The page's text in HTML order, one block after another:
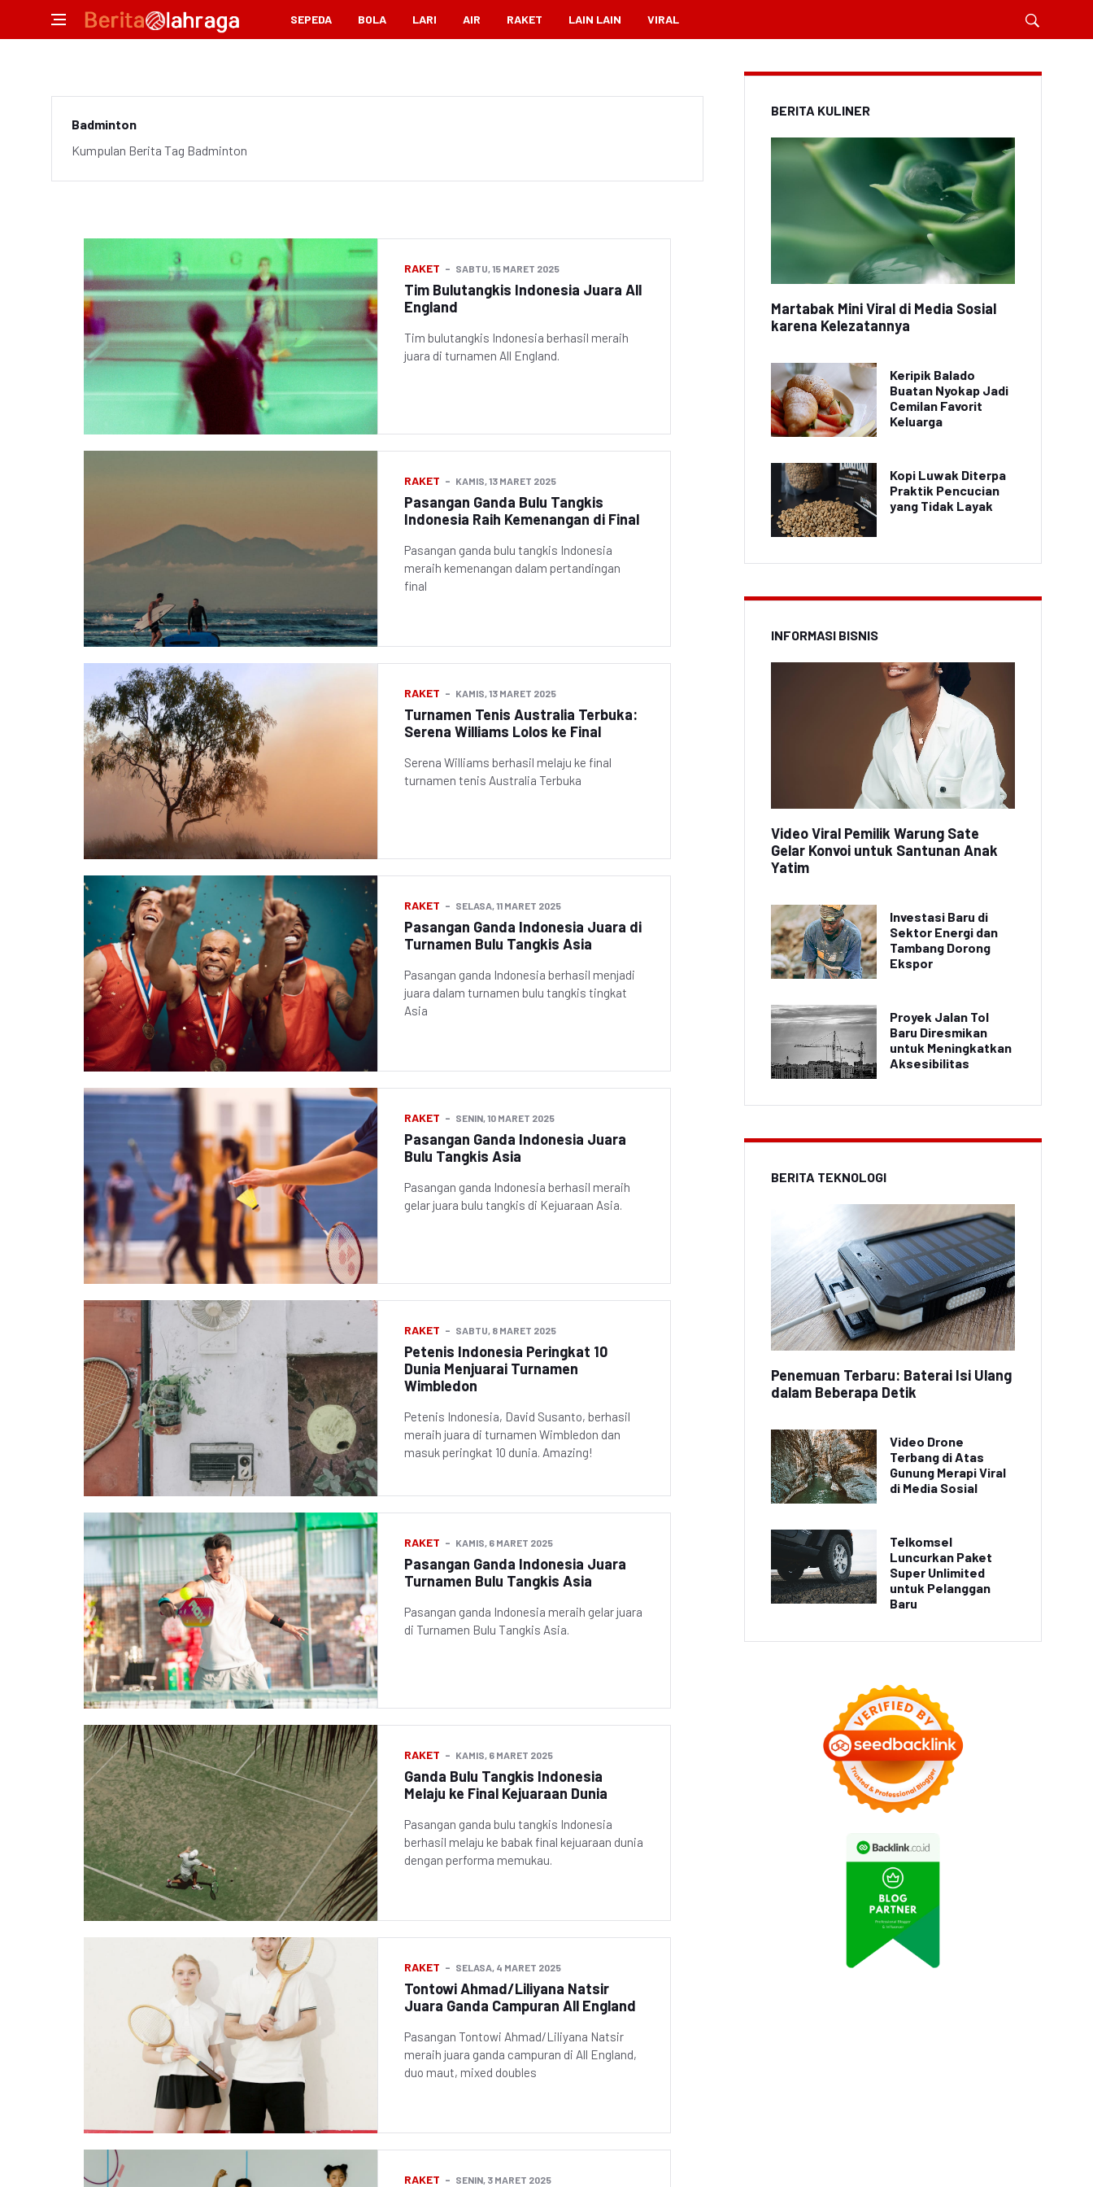
SEPEDA BOLA LARI AIR RAKET LAIN LAIN VIRAL
Badminton
Kumpulan Berita Tag Badminton
RAKET SABTU, 15 MARET 2025
Tim Bulutangkis Indonesia Juara All
England
Tim bulutangkis Indonesia berhasil meraih
juara di turnamen All England.
RAKET KAMIS, 13 MARET 2025
Pasangan Ganda Bulu Tangkis
Indonesia Raih Kemenangan di Final
Pasangan ganda bulu tangkis Indonesia
meraih kemenangan dalam pertandingan
final
RAKET KAMIS, 13 MARET 2025
Turnamen Tenis Australia Terbuka:
Serena Williams Lolos ke Final
Serena Williams berhasil melaju ke final
turnamen tenis Australia Terbuka
RAKET SELASA, 11 MARET 2025
Pasangan Ganda Indonesia Juara di
Turnamen Bulu Tangkis Asia
Pasangan ganda Indonesia berhasil menjadi
juara dalam turnamen bulu tangkis tingkat
Asia
RAKET SENIN, 10 MARET 2025
Pasangan Ganda Indonesia Juara
Bulu Tangkis Asia
Pasangan ganda Indonesia berhasil meraih
gelar juara bulu tangkis di Kejuaraan Asia.
RAKET SABTU, 8 MARET 2025
Petenis Indonesia Peringkat 10
Dunia Menjuarai Turnamen
Wimbledon
Petenis Indonesia, David Susanto, berhasil
meraih juara di turnamen Wimbledon dan
masuk peringkat 10 dunia. Amazing!
RAKET KAMIS, 6 MARET 2025
Pasangan Ganda Indonesia Juara
Turnamen Bulu Tangkis Asia
Pasangan ganda Indonesia meraih gelar juara
di Turnamen Bulu Tangkis Asia.
RAKET KAMIS, 6 MARET 2025
Ganda Bulu Tangkis Indonesia
Melaju ke Final Kejuaraan Dunia
Pasangan ganda bulu tangkis Indonesia
berhasil melaju ke babak final kejuaraan dunia
dengan performa memukau.
RAKET SELASA, 4 MARET 2025
Tontowi Ahmad/Liliyana Natsir
Juara Ganda Campuran All England
Pasangan Tontowi Ahmad/Liliyana Natsir
meraih juara ganda campuran di All England,
duo maut, mixed doubles
RAKET SENIN, 3 MARET 2025
BERITA KULINER
Martabak Mini Viral di Media Sosial
karena Kelezatannya
Keripik Balado
Buatan Nyokap Jadi
Cemilan Favorit
Keluarga
Kopi Luwak Diterpa
Praktik Pencucian
yang Tidak Layak
INFORMASI BISNIS
Video Viral Pemilik Warung Sate
Gelar Konvoi untuk Santunan Anak
Yatim
Investasi Baru di
Sektor Energi dan
Tambang Dorong
Ekspor
Proyek Jalan Tol
Baru Diresmikan
untuk Meningkatkan
Aksesibilitas
BERITA TEKNOLOGI
Penemuan Terbaru: Baterai Isi Ulang
dalam Beberapa Detik
Video Drone
Terbang di Atas
Gunung Merapi Viral
di Media Sosial
Telkomsel
Luncurkan Paket
Super Unlimited
untuk Pelanggan
Baru